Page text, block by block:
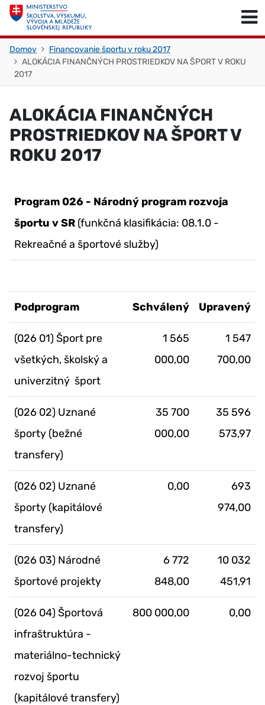
Skočiť na obsah
Domov
Financovanie športu v roku 2017
ALOKÁCIA FINANČNÝCH PROSTRIEDKOV NA ŠPORT V ROKU
2017
ALOKÁCIA FINANČNÝCH
PROSTRIEDKOV NA ŠPORT V
ROKU 2017
Program 026 - Národný program rozvoja
športu v SR (funkčná klasifikácia: 08.1.0 -
Rekreačné a športové služby)
Podprogram Schválený Upravený
(026 01) Šport pre
všetkých, školský a
univerzitný šport
1 565
000,00
1 547
700,00
(026 02) Uznané
športy (bežné
transfery)
35 700
000,00
35 596
573,97
(026 02) Uznané
športy (kapitálové
transfery)
0,00
693
974,00
(026 03) Národné
športové projekty
6 772
848,00
10 032
451,91
(026 04) Športová
infraštruktúra -
materiálno-technický
rozvoj športu
(kapitálové transfery)
800 000,00 0,00
Skočiť na začiatok stránky